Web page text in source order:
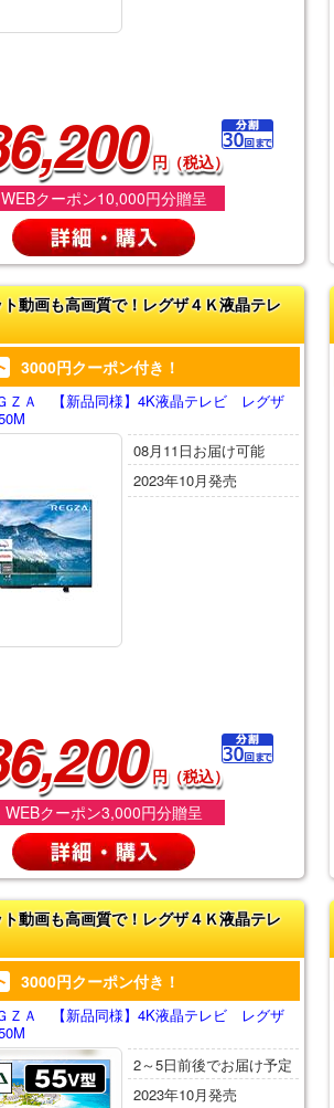
円（税込）
WEBクーポン10,000円分贈呈
動画も高画質で！レグザ４Ｋ液晶テレ
3000円クーポン付き！
ＺＡ 【新品同様】4K液晶テレビ レグザ
08月11日お届け可能
2023年10月発売
円（税込）
WEBクーポン3,000円分贈呈
動画も高画質で！レグザ４Ｋ液晶テレ
3000円クーポン付き！
ＺＡ 【新品同様】4K液晶テレビ レグザ
2～5日前後でお届け予定
2023年10月発売